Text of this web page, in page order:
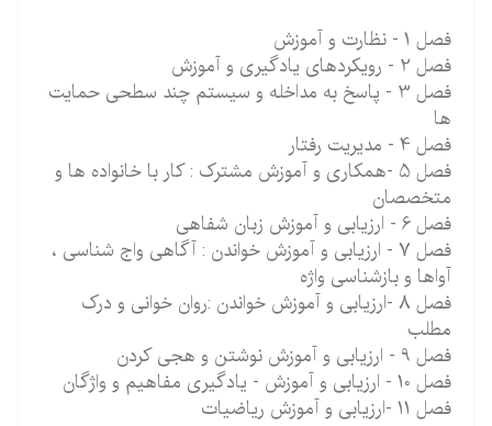
فصل 1 - نظارت و آموزش
فصل 2 - رویکردهای یادگیری و آموزش
فصل 3 - پاسخ به مداخله و سیستم چند سطحی حمایت
فصل 4 - مدیریت رفتار
فصل 5 -همکاری و آموزش مشترک : کار با خانواده ها و
متخصصان
فصل 6 - ارزیابی و آموزش زبان شفاهی
فصل 7 - ارزیابی و آموزش خواندن : آگاهی واج شناسی ،
آواها و بازشناسی واژه
فصل 8 -ارزیابی و آموزش خواندن :روان خوانی و درک
مطلب
فصل 9 - ارزیابی و آموزش نوشتن و هجی کردن
فصل 10 - ارزیابی و آموزش - یادگیری مفاهیم و واژگان
فصل 11 -ارزیابی و آموزش ریاضیات